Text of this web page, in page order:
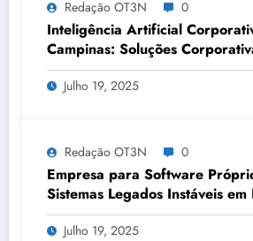
Redação OT3N 0
Inteligência Artificial
Campinas: Soluções
OT3N Brasil – Guia 3083
Julho 19, 2025
Redação OT3N 0
Empresa para Software
Sistemas Legados Instáveis em
Horizonte | OT3N Brasil –
Julho 19, 2025